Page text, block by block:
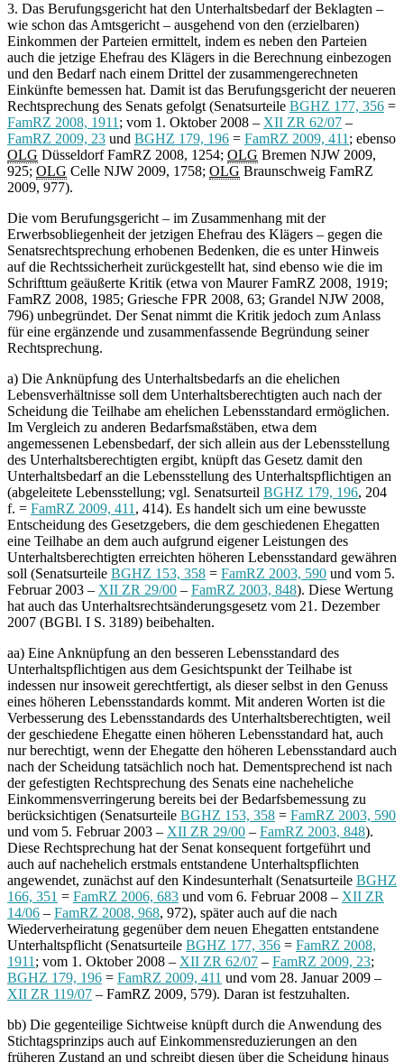
3. Das Berufungsgericht hat den Unterhaltsbedarf der Beklagten –
wie schon das Amtsgericht – ausgehend von den (erzielbaren)
Einkommen der Parteien ermittelt, indem es neben den Parteien
auch die jetzige Ehefrau des Klägers in die Berechnung einbezogen
und den Bedarf nach einem Drittel der zusammengerechneten
Einkünfte bemessen hat. Damit ist das Berufungsgericht der neueren
Rechtsprechung des Senats gefolgt (Senatsurteile BGHZ 177, 356 =
FamRZ 2008, 1911; vom 1. Oktober 2008 – XII ZR 62/07 –
FamRZ 2009, 23 und BGHZ 179, 196 = FamRZ 2009, 411; ebenso
OLG Düsseldorf FamRZ 2008, 1254; OLG Bremen NJW 2009,
925; OLG Celle NJW 2009, 1758; OLG Braunschweig FamRZ
2009, 977).
Die vom Berufungsgericht – im Zusammenhang mit der
Erwerbsobliegenheit der jetzigen Ehefrau des Klägers – gegen die
Senatsrechtsprechung erhobenen Bedenken, die es unter Hinweis
auf die Rechtssicherheit zurückgestellt hat, sind ebenso wie die im
Schrifttum geäußerte Kritik (etwa von Maurer FamRZ 2008, 1919;
FamRZ 2008, 1985; Griesche FPR 2008, 63; Grandel NJW 2008,
796) unbegründet. Der Senat nimmt die Kritik jedoch zum Anlass
für eine ergänzende und zusammenfassende Begründung seiner
Rechtsprechung.
a) Die Anknüpfung des Unterhaltsbedarfs an die ehelichen
Lebensverhältnisse soll dem Unterhaltsberechtigten auch nach der
Scheidung die Teilhabe am ehelichen Lebensstandard ermöglichen.
Im Vergleich zu anderen Bedarfsmaßstäben, etwa dem
angemessenen Lebensbedarf, der sich allein aus der Lebensstellung
des Unterhaltsberechtigten ergibt, knüpft das Gesetz damit den
Unterhaltsbedarf an die Lebensstellung des Unterhaltspflichtigen an
(abgeleitete Lebensstellung; vgl. Senatsurteil BGHZ 179, 196, 204
f. = FamRZ 2009, 411, 414). Es handelt sich um eine bewusste
Entscheidung des Gesetzgebers, die dem geschiedenen Ehegatten
eine Teilhabe an dem auch aufgrund eigener Leistungen des
Unterhaltsberechtigten erreichten höheren Lebensstandard gewähren
soll (Senatsurteile BGHZ 153, 358 = FamRZ 2003, 590 und vom 5.
Februar 2003 – XII ZR 29/00 – FamRZ 2003, 848). Diese Wertung
hat auch das Unterhaltsrechtsänderungsgesetz vom 21. Dezember
2007 (BGBl. I S. 3189) beibehalten.
aa) Eine Anknüpfung an den besseren Lebensstandard des
Unterhaltspflichtigen aus dem Gesichtspunkt der Teilhabe ist
indessen nur insoweit gerechtfertigt, als dieser selbst in den Genuss
eines höheren Lebensstandards kommt. Mit anderen Worten ist die
Verbesserung des Lebensstandards des Unterhaltsberechtigten, weil
der geschiedene Ehegatte einen höheren Lebensstandard hat, auch
nur berechtigt, wenn der Ehegatte den höheren Lebensstandard auch
nach der Scheidung tatsächlich noch hat. Dementsprechend ist nach
der gefestigten Rechtsprechung des Senats eine nacheheliche
Einkommensverringerung bereits bei der Bedarfsbemessung zu
berücksichtigen (Senatsurteile BGHZ 153, 358 = FamRZ 2003, 590
und vom 5. Februar 2003 – XII ZR 29/00 – FamRZ 2003, 848).
Diese Rechtsprechung hat der Senat konsequent fortgeführt und
auch auf nachehelich erstmals entstandene Unterhaltspflichten
angewendet, zunächst auf den Kindesunterhalt (Senatsurteile BGHZ
166, 351 = FamRZ 2006, 683 und vom 6. Februar 2008 – XII ZR
14/06 – FamRZ 2008, 968, 972), später auch auf die nach
Wiederverheiratung gegenüber dem neuen Ehegatten entstandene
Unterhaltspflicht (Senatsurteile BGHZ 177, 356 = FamRZ 2008,
1911; vom 1. Oktober 2008 – XII ZR 62/07 – FamRZ 2009, 23;
BGHZ 179, 196 = FamRZ 2009, 411 und vom 28. Januar 2009 –
XII ZR 119/07 – FamRZ 2009, 579). Daran ist festzuhalten.
bb) Die gegenteilige Sichtweise knüpft durch die Anwendung des
Stichtagsprinzips auch auf Einkommensreduzierungen an den
früheren Zustand an und schreibt diesen über die Scheidung hinaus